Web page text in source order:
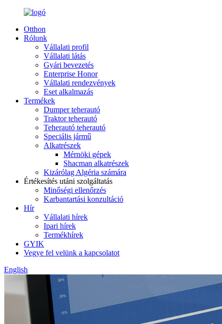
Otthon
Rólunk
Vállalati profil
Vállalati látás
Gyári bevezetés
Enterprise Honor
Vállalati rendezvények
Eset alkalmazás
Termékek
Dumper teherautó
Traktor teherautó
Teherautó teherautó
Speciális jármű
Alkatrészek
Mérnöki gépek
Shacman alkatrészek
Kizárólag Algéria számára
Értékesítés utáni szolgáltatás
Minőségi ellenőrzés
Karbantartási konzultáció
Hír
Vállalati hírek
Ipari hírek
Termékhírek
GYIK
Vegye fel velünk a kapcsolatot
English